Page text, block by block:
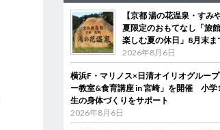
【京都 湯の花温泉・すみ
夏限定のおもてなし「旅
楽しむ夏の休日」8月末ま
2026年8月6日
横浜F・マリノス×日清オイリオグルー
ー教室&食育講座 in 宮崎」を開催 小学
生の身体づくりをサポート
2026年8月6日